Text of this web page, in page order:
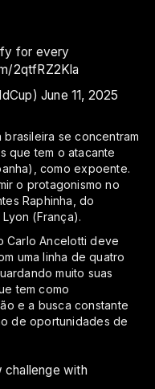
for every
2qtfRZ2Kla
June 11, 2025
se concentram
que tem o atacante
como expoente.
o protagonismo no
Raphinha, do
(França).
Carlo Ancelotti deve
uma linha de quatro
muito suas
tem como
e a busca constante
de oportunidades de
challenge with